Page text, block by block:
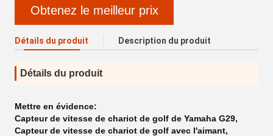
Obtenez le meilleur prix
Détails du produit Description du produit
Détails du produit
Mettre en évidence:
Capteur de vitesse de chariot de golf de Yamaha G29,
Capteur de vitesse de chariot de golf avec l'aimant,